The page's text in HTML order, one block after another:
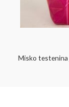
Misko testenina